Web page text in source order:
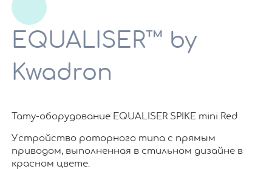
EQUALISER™ by
Kwadron
Тату-оборудование EQUALISER SPIKE mini Red
Устройство роторного типа с прямым
приводом, выполненная в стильном дизайне в
красном цвете.